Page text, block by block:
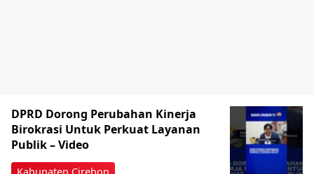
Kabupaten Cirebon
DPRD Dorong Perubahan Kinerja
Birokrasi Untuk Perkuat Layanan
Publik – Video